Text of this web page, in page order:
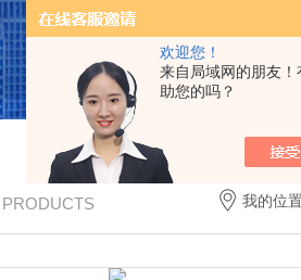
欢迎您！
来自局域网的朋友
助您的吗？
我的位置